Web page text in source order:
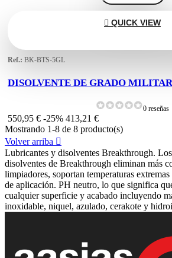
 QUICK VIEW
Ref.: BK-BTS-5GL
DISOLVENTE DE GRADO
0 reseñas
550,95 € -25% 413,21 €
Mostrando 1-8 de 8 producto(s)
Volver arriba 
Lubricantes y disolventes Breakthrough.
disolventes de Breakthrough eliminan más
limpiadores, soportan temperaturas
de aplicación. PH neutro, lo que significa
cualquier superficie y acabado incluyendo
inoxidable, niquel, azulado, cerakote y